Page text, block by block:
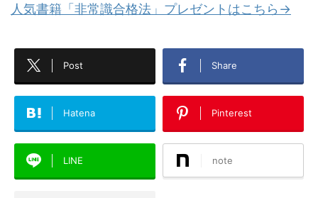
人気書籍「非常識合格法」プレゼントはこちら→
Post Share
Hatena Pinterest
LINE note